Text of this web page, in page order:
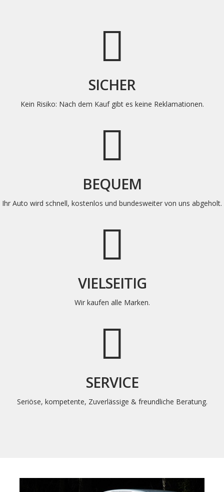
SICHER
Kein Risiko: Nach dem Kauf gibt es keine Reklamationen.
BEQUEM
Ihr Auto wird schnell, kostenlos und bundesweiter von uns abgeholt.
VIELSEITIG
Wir kaufen alle Marken.
SERVICE
Seriöse, kompetente, Zuverlässige & freundliche Beratung.